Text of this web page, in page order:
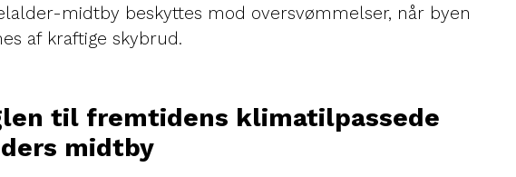
midtby beskyttes mod oversvømmelser, når byen
af kraftige skybrud.
til fremtidens klimatilpassede
midtby